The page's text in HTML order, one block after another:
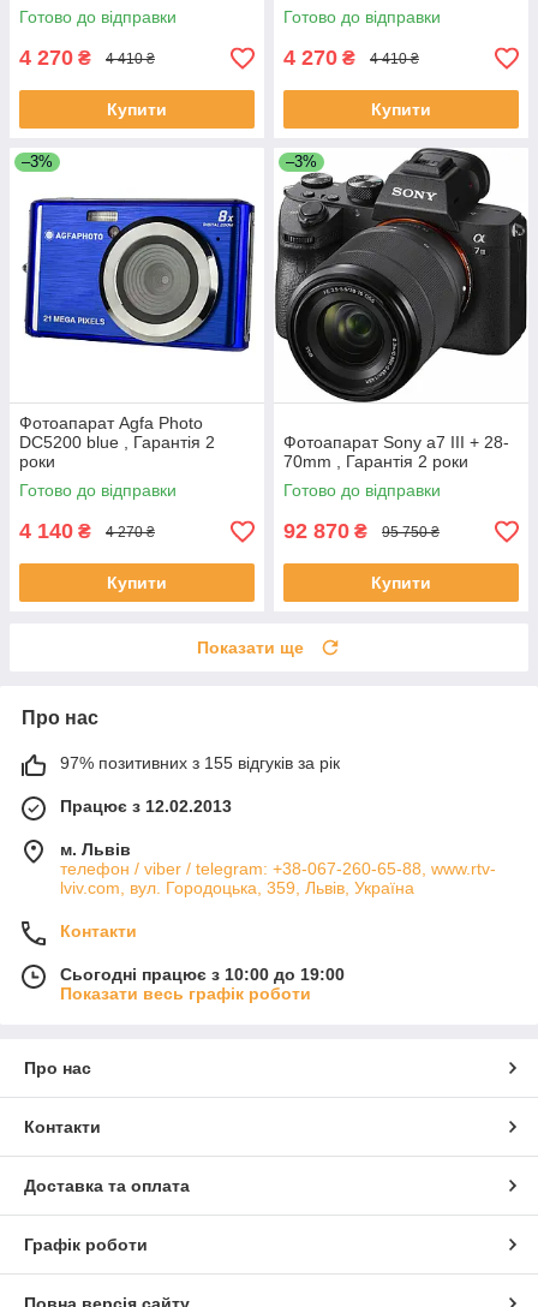
Готово до відправки
4 270 ₴ 4 410 ₴
Купити
Готово до відправки
4 270 ₴ 4 410 ₴
Купити
–3%
Фотоапарат Agfa Photo
DC5200 blue , Гарантія 2
роки
Готово до відправки
4 140 ₴ 4 270 ₴
Купити
–3%
Фотоапарат Sony a7 III + 28-
70mm , Гарантія 2 роки
Готово до відправки
92 870 ₴ 95 750 ₴
Купити
Показати ще
Про нас
97% позитивних з 155 відгуків за рік
Працює з 12.02.2013
м. Львів
телефон / viber / telegram: +38-067-260-65-88, www.rtv-
lviv.com, вул. Городоцька, 359, Львів, Україна
Контакти
Сьогодні працює з 10:00 до 19:00
Показати весь графік роботи
Про нас
Контакти
Доставка та оплата
Графік роботи